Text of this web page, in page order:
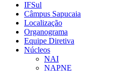
IFSul
Câmpus Sapucaia
Localização
Organograma
Equipe Diretiva
Núcleos
NAI
NAPNE